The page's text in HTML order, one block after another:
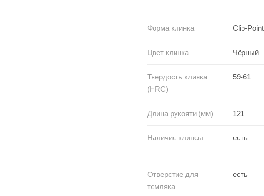
Форма клинка Clip-Point
Цвет клинка Чёрный
Твердость клинка
(HRC)
59-61
Длина рукояти (мм) 121
Наличие клипсы есть
Отверстие для
темляка
есть